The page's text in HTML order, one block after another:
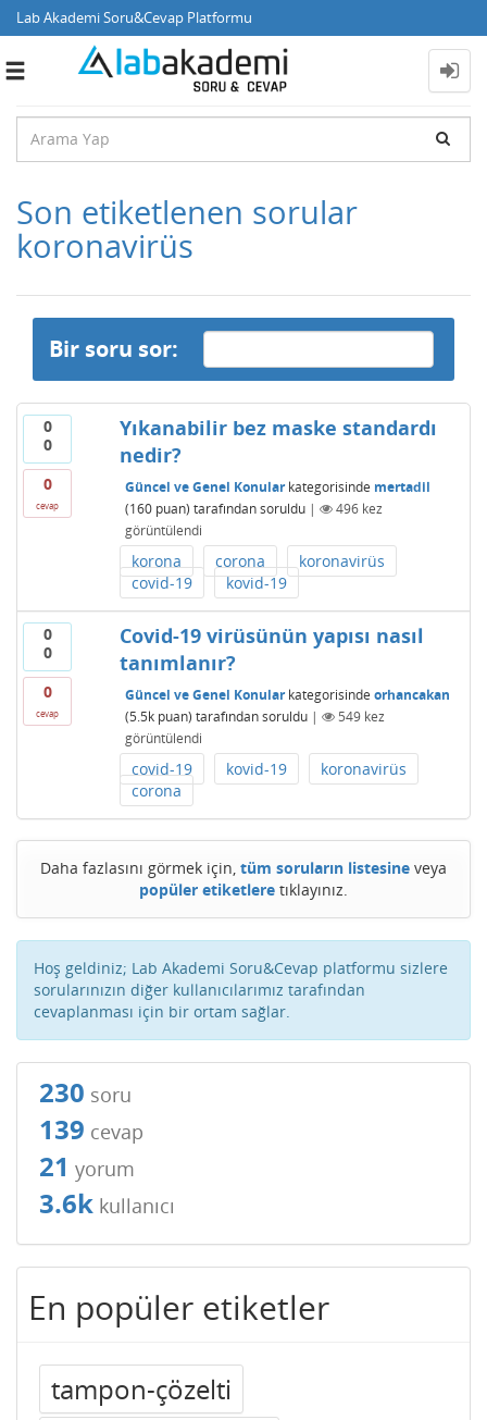
Lab Akademi Soru&Cevap Platformu
Toggle
Son etiketlenen sorular
koronavirüs
Bir soru sor:
0
0
0
cevap
Yıkanabilir bez maske standardı
nedir?
Güncel ve Genel Konularkategorisinde mertadil
(160puan) tarafından soruldu | 496kez
görüntülendi
korona corona
koronavirüs
covid-19
kovid-19
0
0
0
cevap
Covid-19 virüsünün yapısı nasıl
tanımlanır?
Güncel ve Genel Konularkategorisinde orhancakan
(5.5kpuan) tarafından soruldu | 549kez
görüntülendi
covid-19 kovid-19
koronavirüs
corona
Daha fazlasını görmek için, tüm soruların listesine veya
popüler etiketlere tıklayınız.
Hoş geldiniz; Lab Akademi Soru&Cevap platformu sizlere
sorularınızın diğer kullanıcılarımız tarafından
cevaplanması için bir ortam sağlar.
230 soru
139 cevap
21 yorum
3.6k kullanıcı
En popüler etiketler
tampon-çözelti